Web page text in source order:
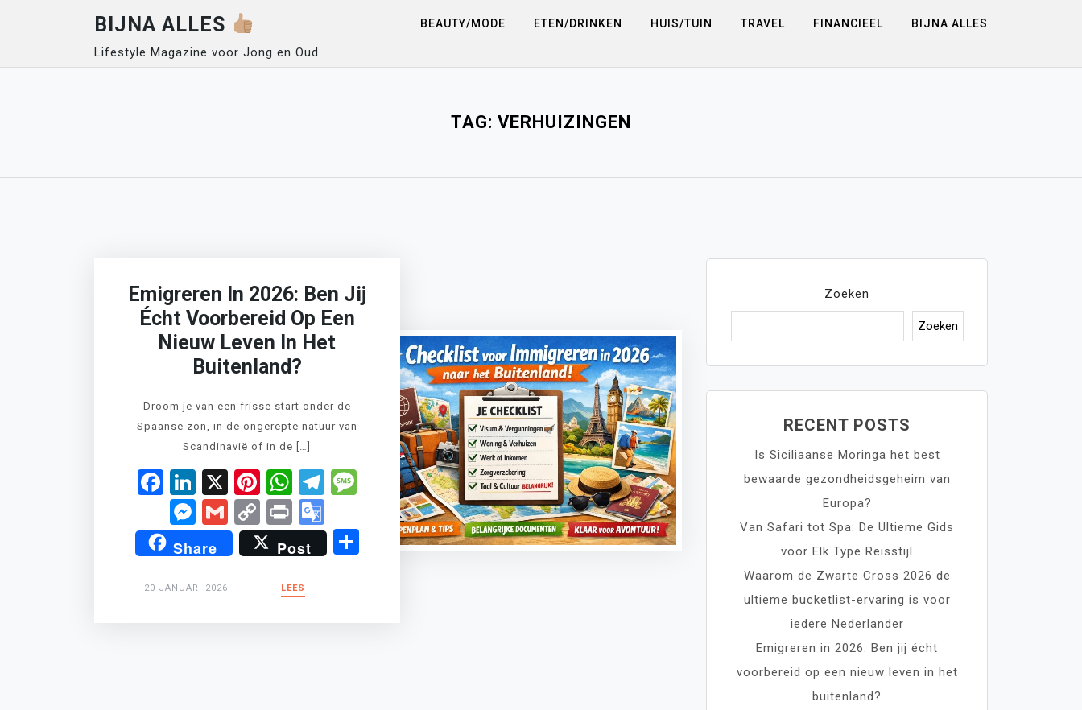
BIJNA ALLES
Lifestyle Magazine voor Jong en Oud
BEAUTY/MODE ETEN/DRINKEN HUIS/TUIN TRAVEL FINANCIEEL BIJNA ALLES
TAG: VERHUIZINGEN
Emigreren In 2026: Ben Jij
Écht Voorbereid Op Een
Nieuw Leven In Het
Buitenland?
Droom je van een frisse start onder de
Spaanse zon, in de ongerepte natuur van
Scandinavië of in de […]
Facebook
LinkedIn
X Pinterest
WhatsApp
Telegram
Message
Messenger
Gmail
Copy
Link
PrintGoogle
Translate
Share Post Delen
20 JANUARI 2026 LEES
Zoeken
Zoeken
RECENT POSTS
Is Siciliaanse Moringa het best
bewaarde gezondheidsgeheim van
Europa?
Van Safari tot Spa: De Ultieme Gids
voor Elk Type Reisstijl
Waarom de Zwarte Cross 2026 de
ultieme bucketlist-ervaring is voor
iedere Nederlander
Emigreren in 2026: Ben jij écht
voorbereid op een nieuw leven in het
buitenland?